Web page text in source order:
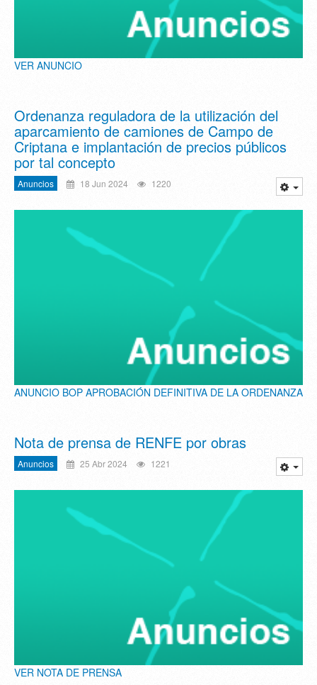
VER ANUNCIO
Ordenanza reguladora de la utilización del
aparcamiento de camiones de Campo de
Criptana e implantación de precios públicos
por tal concepto
Anuncios 18 Jun 2024 1220
ANUNCIO BOP APROBACIÓN DEFINITIVA DE LA ORDENANZA
Nota de prensa de RENFE por obras
Anuncios 25 Abr 2024 1221
VER NOTA DE PRENSA